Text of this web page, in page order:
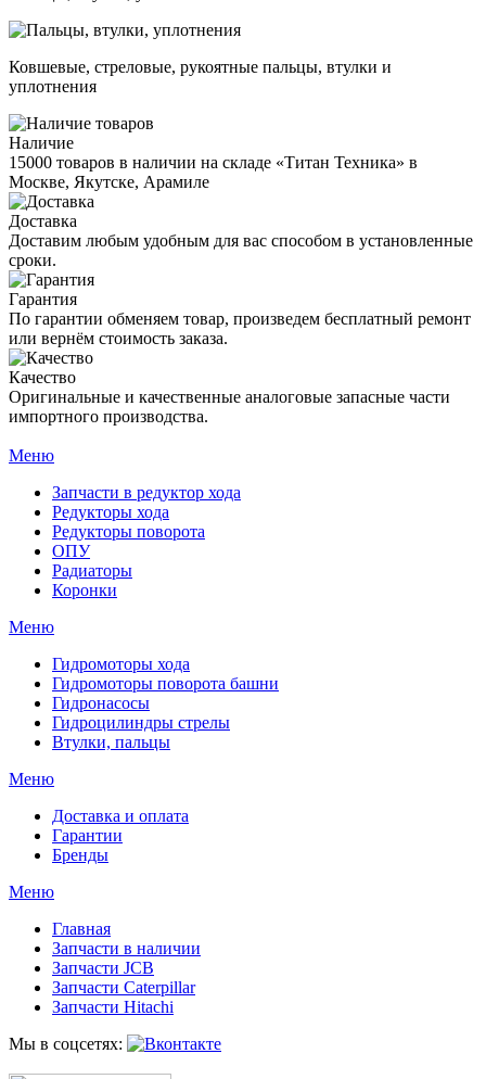
Ковшевые, стреловые, рукоятные пальцы, втулки и
уплотнения
Наличие
15000 товаров в наличии на складе «Титан Техника» в
Москве, Якутске, Арамиле
Доставка
Доставим любым удобным для вас способом в установленные
сроки.
Гарантия
По гарантии обменяем товар, произведем бесплатный ремонт
или вернём стоимость заказа.
Качество
Оригинальные и качественные аналоговые запасные части
импортного производства.
Меню
Запчасти в редуктор хода
Редукторы хода
Редукторы поворота
ОПУ
Радиаторы
Коронки
Меню
Гидромоторы хода
Гидромоторы поворота башни
Гидронасосы
Гидроцилиндры стрелы
Втулки, пальцы
Меню
Доставка и оплата
Гарантии
Бренды
Меню
Главная
Запчасти в наличии
Запчасти JCB
Запчасти Caterpillar
Запчасти Hitachi
Мы в соцсетях: